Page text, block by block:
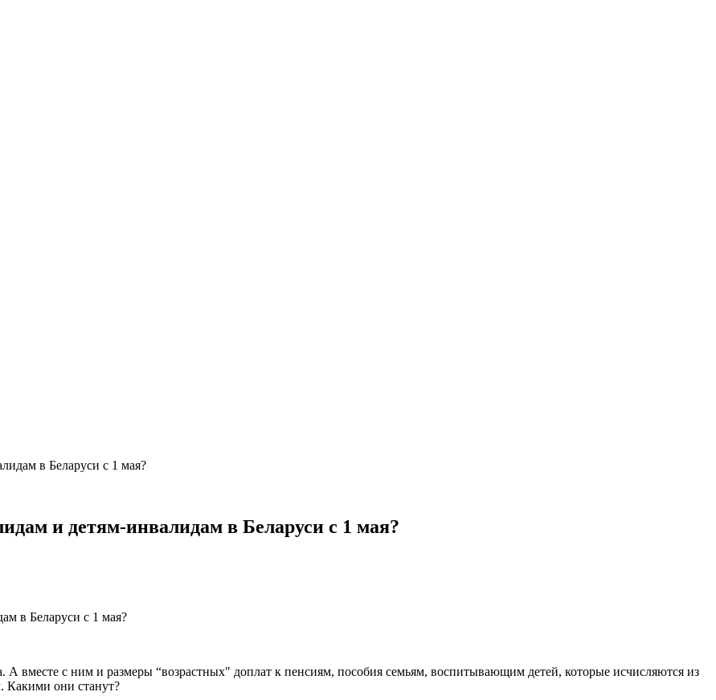
в Беларуси с 1 мая?
и детям-инвалидам в Беларуси с 1 мая?
вместе с ним и размеры “возрастных" доплат к пенсиям, пособия семьям, воспитывающим детей, которые исчисляются из
Какими они станут?